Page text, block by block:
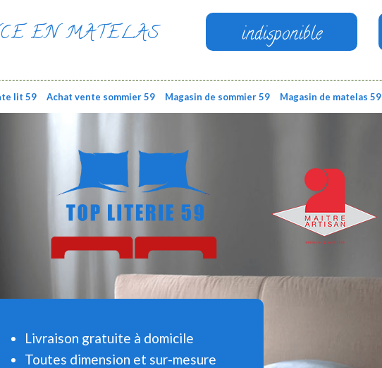
EN MATELAS indisponible
lit 59 Achat vente sommier 59 Magasin de sommier 59 Magasin de matelas 59
Livraison gratuite à domicile
Toutes dimension et sur-mesure